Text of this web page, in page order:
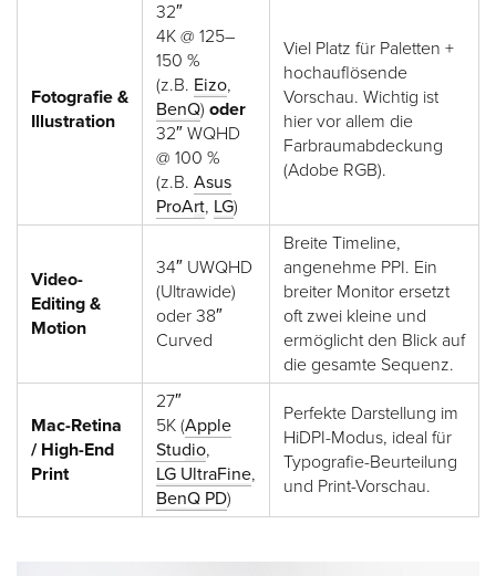
Fotografie &
Illustration
32″
4K @ 125–
150 %
(z.B. Eizo,
BenQ) oder
32″ WQHD
@ 100 %
(z.B. Asus
ProArt, LG)
Viel Platz für Paletten +
hochauflösende
Vorschau. Wichtig ist
hier vor allem die
Farbraumabdeckung
(Adobe RGB).
Video-
Editing &
Motion
34″ UWQHD
(Ultrawide)
oder 38″
Curved
Breite Timeline,
angenehme PPI. Ein
breiter Monitor ersetzt
oft zwei kleine und
ermöglicht den Blick auf
die gesamte Sequenz.
Mac-Retina
/ High-End
Print
27″
5K (Apple
Studio,
LG UltraFine,
BenQ PD)
Perfekte Darstellung im
HiDPI-Modus, ideal für
Typografie-Beurteilung
und Print-Vorschau.